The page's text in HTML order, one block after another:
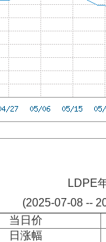
LDPE
(2025-07-08 --
当日价
日涨幅